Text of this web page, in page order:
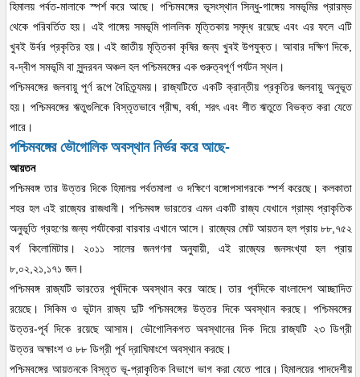
হিমালয় পর্বত-মালাকে স্পর্শ করে আছে। পশ্চিমবঙ্গের ভূসংস্থান সিন্ধু-গাঙ্গেয় সমভূমির প্রারম্ভ
থেকে পরিবর্তিত হয়। এই গাঙ্গেয় সমভূমি পাললিক মৃত্তিকায় সমৃদ্ধ রয়েছে এবং এর ফলে এটি
খুবই উর্বর প্রকৃতির হয়। এই জাতীয় মৃত্তিকা কৃষির জন্য খুবই উপযুক্ত। আবার দক্ষিণ দিকে,
ব-দ্বীপ সমভূমি বা সুন্দরবন অঞ্চল হল পশ্চিমবঙ্গের এক গুরুত্বপূর্ণ পর্যটন স্থল।
পশ্চিমবঙ্গের জলবায়ু পূর্ণ রূপে বৈচিত্র্যময়। রাজ্যটিতে একটি ক্রান্তীয় প্রকৃতির জলবায়ু অনুভূত
হয়। পশ্চিমবঙ্গের ঋতুগুলিকে বিস্তৃতভাবে গ্রীষ্ম, বর্ষা, শরৎ এবং শীত ঋতুতে বিভক্ত করা যেতে
পারে।
পশ্চিমবঙ্গের ভৌগোলিক অবস্থান নির্ভর করে আছে-
আয়তন
পশ্চিমবঙ্গ তার উত্তর দিকে হিমালয় পর্বতমালা ও দক্ষিণে বঙ্গোপসাগরকে স্পর্শ করেছে। কলকাতা
শহর হল এই রাজ্যের রাজধানী। পশ্চিমবঙ্গ ভারতের এমন একটি রাজ্য যেখানে গ্রাম্য প্রাকৃতিক
অনুভূতি গ্রহণের জন্য পর্যটকেরা বারবার এখানে আসে। রাজ্যের মোট আয়তন হল প্রায় ৮৮,৭৫২
বর্গ কিলোমিটার। ২০১১ সালের জনগণনা অনুযায়ী, এই রাজ্যের জনসংখ্যা হল প্রায়
৮,০২,২১,১৭১ জন।
পশ্চিমবঙ্গ রাজ্যটি ভারতের পূর্বদিকে অবস্থান করে আছে। তার পূর্বদিকে বাংলাদেশ আচ্ছাদিত
রয়েছে। সিকিম ও ভূটান রাজ্য দুটি পশ্চিমবঙ্গের উত্তর দিকে অবস্থান করছে। পশ্চিমবঙ্গের
উত্তর-পূর্ব দিকে রয়েছে আসাম। ভৌগোলিকগত অবস্থানের দিক দিয়ে রাজ্যটি ২৩ ডিগ্রী
উত্তর অক্ষাংশ ও ৮৮ ডিগ্রী পূর্ব দ্রাঘিমাংশে অবস্থান করছে।
পশ্চিমবঙ্গের আয়তনকে বিস্তৃত ভূ-প্রাকৃতিক বিভাগে ভাগ করা যেতে পারে। হিমালয়ের পাদদেশীয়